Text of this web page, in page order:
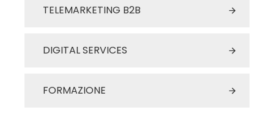
TELEMARKETING B2B
DIGITAL SERVICES
FORMAZIONE